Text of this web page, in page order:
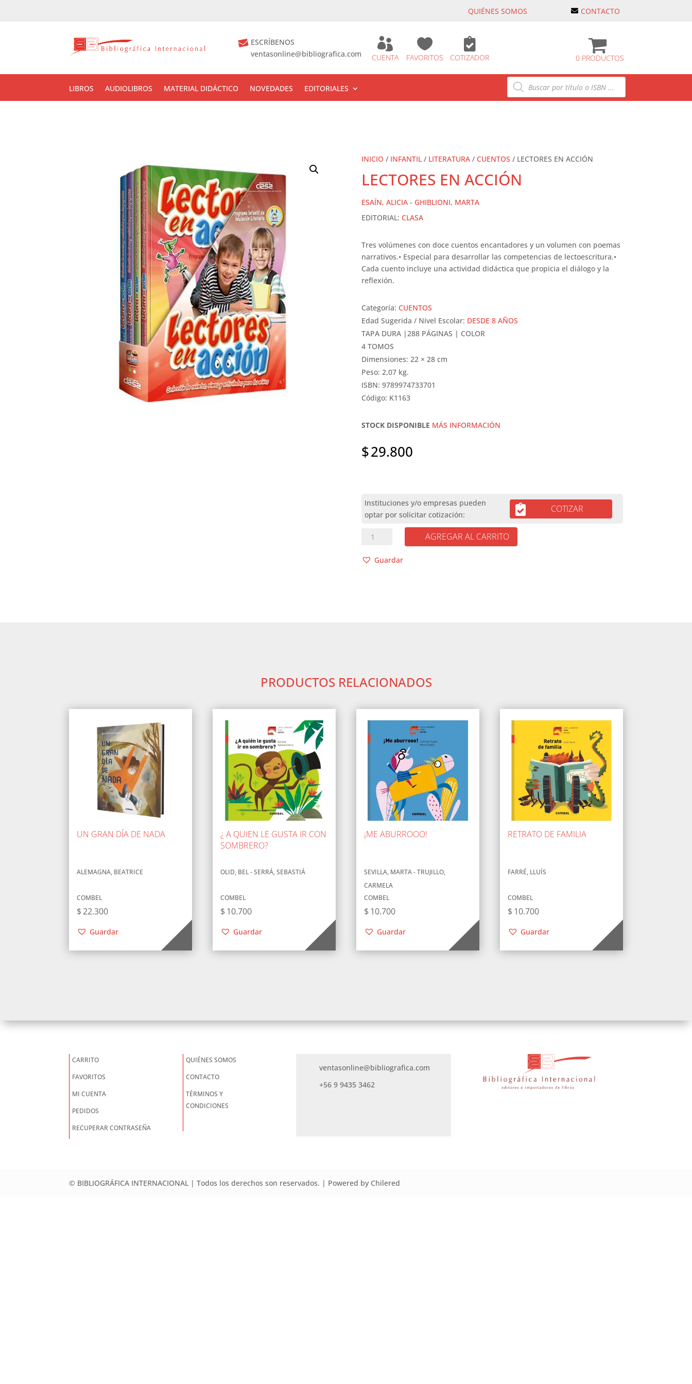
QUIÉNES SOMOS CONTACTO
ESCRÍBENOS
ventasonline@bibliografica.com

CUENTA

FAVORITOS

COTIZADOR 0 PRODUCTOS
LIBROS AUDIOLIBROS MATERIAL DIDÁCTICO NOVEDADES EDITORIALES
Búsqueda
de
productos
INICIO / INFANTIL/ LITERATURA/ CUENTOS / LECTORES EN ACCIÓN
LECTORES EN ACCIÓN
ESAÍN, ALICIA- GHIBLIONI, MARTA
EDITORIAL: CLASA
Tres volúmenes con doce cuentos encantadores y un volumen con poemas
narrativos.• Especial para desarrollar las competencias de lectoescritura.•
Cada cuento incluye una actividad didáctica que propicia el diálogo y la
reflexión.
Categoría: CUENTOS
Edad Sugerida / Nivel Escolar: DESDE 8 AÑOS
TAPA DURA |288 PÁGINAS | COLOR
4 TOMOS
Dimensiones: 22 × 28 cm
Peso: 2,07 kg.
ISBN: 9789974733701
Código: K1163
STOCK DISPONIBLE MÁS INFORMACIÓN
$29.800
COTIZAR
LECTORES
ACCIÓN
AGREGAR AL CARRITO
Guardar
PRODUCTOS RELACIONADOS
UN GRAN DÍA DE NADA
ALEMAGNA, BEATRICE
COMBEL
$ 22.300
Guardar
¿ A QUIEN LE GUSTA IR CON
SOMBRERO?
OLID, BEL - SERRÁ, SEBASTIÁ
COMBEL
$ 10.700
Guardar
¡ME ABURROOO!
SEVILLA, MARTA - TRUJILLO,
CARMELA
COMBEL
$ 10.700
Guardar
RETRATO DE FAMILIA
FARRÉ, LLUÍS
COMBEL
$ 10.700
Guardar
CARRITO
FAVORITOS
MI CUENTA
PEDIDOS
RECUPERAR CONTRASEÑA
QUIÉNES SOMOS
CONTACTO
TÉRMINOS Y
CONDICIONES
ventasonline@bibliografica.com
+56 9 9435 3462
© BIBLIOGRÁFICA INTERNACIONAL | Todos los derechos son reservados. | Powered by Chilered